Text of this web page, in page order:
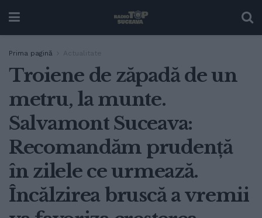
Prima pagină Actualitate
Troiene de zăpadă de un
metru, la munte.
Salvamont Suceava:
Recomandăm prudență
în zilele ce urmează.
Încălzirea bruscă a vremii